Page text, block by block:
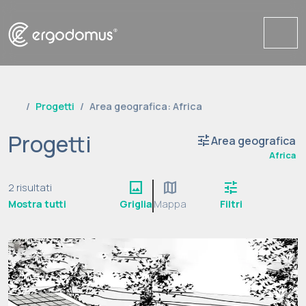
Progetti Area geografica: Africa
Progetti Area geografica
tune
Africa
2 risultati
Mostra tutti
image
Griglia
map
Mappa Filtri
tune